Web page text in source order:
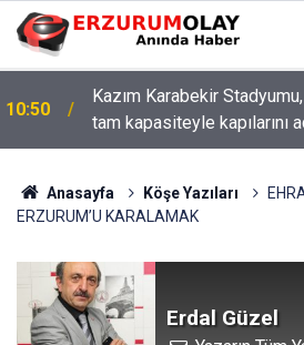
10:50
Kazım Karabekir
tam kapasiteyle kapılarını
ETSO ve İSO mesleki
Anasayfa Köşe Yazıları
ERZURUM’U KARALAMAK
Erdal Güzel